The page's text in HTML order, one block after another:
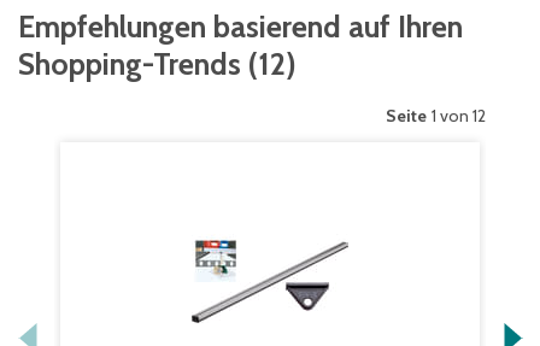
Empfehlungen basierend auf Ihren
Shopping-Trends (12)
Seite 1 von 12